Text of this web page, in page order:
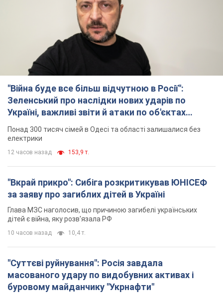
"Війна буде все більш відчутною в Росії":
Зеленський про наслідки нових ударів по
Україні, важливі звіти й атаки по об'єктах
ворога. Відео
Понад 300 тисяч сімей в Одесі та області залишалися без
електрики
12 часов назад 153,9 т.
"Вкрай прикро": Сибіга розкритикував ЮНІСЕФ
за заяву про загиблих дітей в Україні
Глава МЗС наголосив, що причиною загибелі українських
дітей є війна, яку розв'язала РФ
10 часов назад 10,4 т.
"Суттєві руйнування": Росія завдала
масованого удару по видобувних активах і
буровому майданчику "Укрнафти"